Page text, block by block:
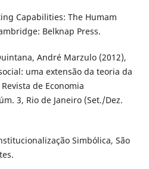
Capabilities: The Humam
Belknap Press.
André Marzulo (2012),
uma extensão da teoria da
de Economia
3, Rio de Janeiro (Set./Dez.
Simbólica, São